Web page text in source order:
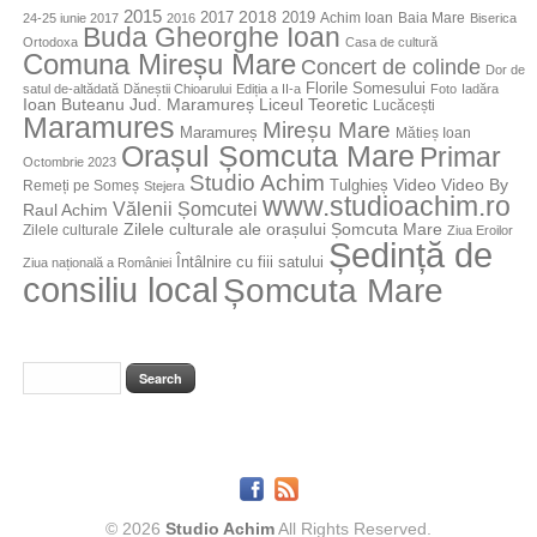
24-25 iunie 2017 2015 2016 2017 2018 2019 Achim Ioan Baia Mare Biserica
Ortodoxa
Buda Gheorghe Ioan Casa de cultură
Comuna Mireșu Mare Concert de colinde Dor de
satul de-altădată Dăneștii Chioarului Ediția a II-a Florile Somesului Foto Iadăra
Ioan Buteanu Jud. Maramureș Liceul Teoretic Lucăcești
Maramures Maramureș Mireșu Mare Mătieș Ioan
Octombrie 2023 Orașul Șomcuta Mare Primar
Remeți pe Someș Stejera Studio Achim Tulghieș Video Video By
Raul Achim Vălenii Șomcutei www.studioachim.ro
Zilele culturale Zilele culturale ale orașului Șomcuta Mare Ziua Eroilor
Ziua națională a României Întâlnire cu fiii satului Ședință de
consiliu localȘomcuta Mare
© 2026 Studio AchimAll Rights Reserved.